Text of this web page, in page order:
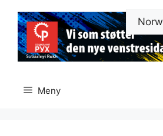
innhold
Meny